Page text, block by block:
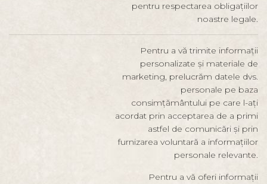
pentru respectarea obligațiilor
noastre legale.
Pentru a vă trimite informații
personalizate și materiale de
marketing, prelucrăm datele dvs.
personale pe baza
consimțământului pe care l-ați
acordat prin acceptarea de a primi
astfel de comunicări și prin
furnizarea voluntară a informațiilor
personale relevante.
Pentru a vă oferi informații